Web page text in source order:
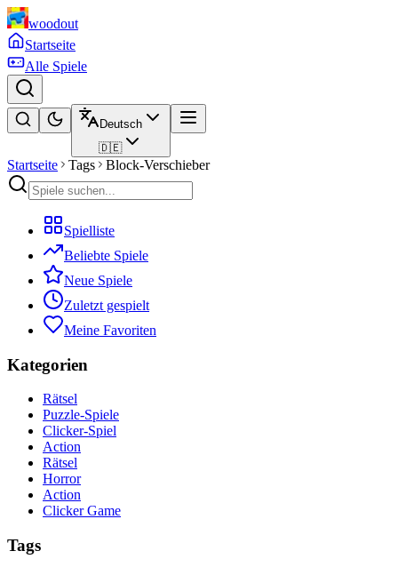
woodout
Startseite
Alle Spiele
Deutsch
🇩🇪
Startseite Tags Block-Verschieber
Spielliste
Beliebte Spiele
Neue Spiele
Zuletzt gespielt
Meine Favoriten
Kategorien
Rätsel
Puzzle-Spiele
Clicker-Spiel
Action
Rätsel
Horror
Action
Clicker Game
Tags